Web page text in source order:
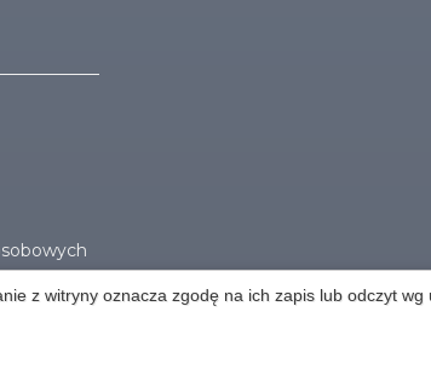
z witryny oznacza zgodę na ich zapis lub odczyt wg